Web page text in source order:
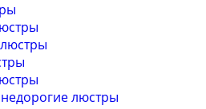
люстры